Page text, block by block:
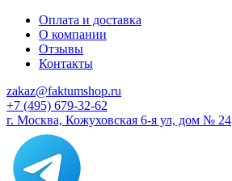
Оплата и доставка
О компании
Отзывы
Контакты
zakaz@faktumshop.ru
+7 (495) 679-32-62
г. Москва, Кожуховская 6-я ул, дом № 24